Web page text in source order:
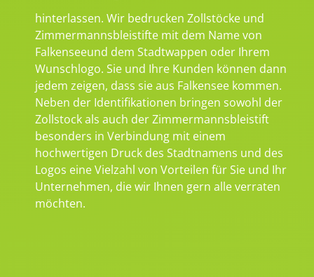
hinterlassen. Wir bedrucken Zollstöcke und
Zimmermannsbleistifte mit dem Name von
Falkenseeund dem Stadtwappen oder Ihrem
Wunschlogo. Sie und Ihre Kunden können dann
jedem zeigen, dass sie aus Falkensee kommen.
Neben der Identifikationen bringen sowohl der
Zollstock als auch der Zimmermannsbleistift
besonders in Verbindung mit einem
hochwertigen Druck des Stadtnamens und des
Logos eine Vielzahl von Vorteilen für Sie und Ihr
Unternehmen, die wir Ihnen gern alle verraten
möchten.